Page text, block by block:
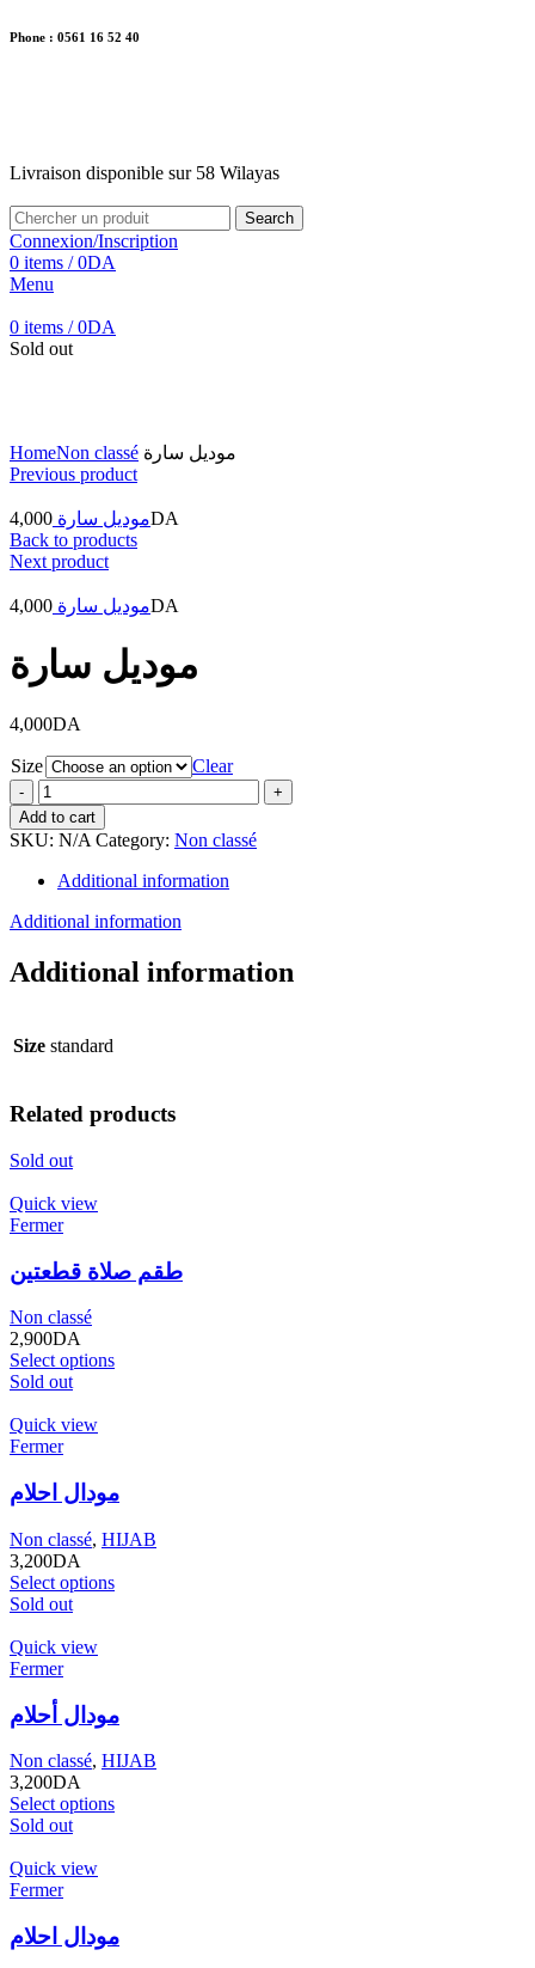
Phone : 0561 16 52 40
Livraison disponible sur 58 Wilayas
Search
Connexion/Inscription
0 items / 0DA
Menu
0 items / 0DA
Sold out
HomeNon classé موديل سارة
Previous product
موديل سارة 4,000
DA
Back to products
Next product
موديل سارة 4,000 DA
موديل سارة
4,000DA
Size
Clear
موديل
سارة
quantity
Add to cart
SKU: N/A Category: Non classé
Additional information
Additional information
Additional information
Size standard
Related products
Sold out
Quick view
Fermer
طقم صلاة قطعتين
Non classé
2,900DA
Select options
Sold out
Quick view
Fermer
مودال احلام
Non classé, HIJAB
3,200DA
Select options
Sold out
Quick view
Fermer
مودال أحلام
Non classé, HIJAB
3,200DA
Select options
Sold out
Quick view
Fermer
مودال احلام